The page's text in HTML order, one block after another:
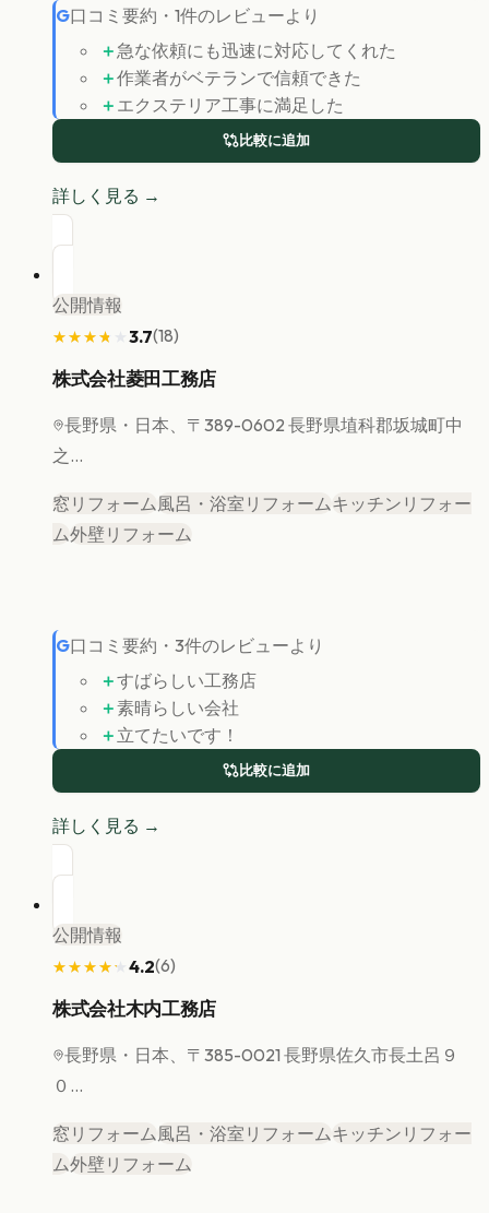
G口コミ要約 ・ 1件のレビューより
＋ 急な依頼にも迅速に対応してくれた
＋作業者がベテランで信頼できた
＋ エクステリア工事に満足した
比較に追加
詳しく見る →
公開情報
★★★★★
★★★★★ 3.7(18)
株式会社菱田工務店
長野県 ・日本、〒389-0602 長野県埴科郡坂城町中
之...
窓リフォーム 風呂・浴室リフォームキッチンリフォー
ム外壁リフォーム
G口コミ要約 ・ 3件のレビューより
＋すばらしい工務店
＋素晴らしい会社
＋ 立てたいです！
比較に追加
詳しく見る →
公開情報
★★★★★
★★★★★ 4.2(6)
株式会社木内工務店
長野県 ・日本、〒385-0021 長野県佐久市長土呂９
０...
窓リフォーム風呂・浴室リフォームキッチンリフォー
ム外壁リフォーム